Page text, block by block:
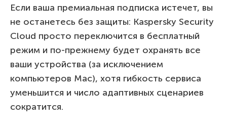
Если ваша премиальная подписка истечет, вы
не останетесь без защиты: Kaspersky Security
Cloud просто переключится в бесплатный
режим и по-прежнему будет охранять все
ваши устройства (за исключением
компьютеров Mac), хотя гибкость сервиса
уменьшится и число адаптивных сценариев
сократится.